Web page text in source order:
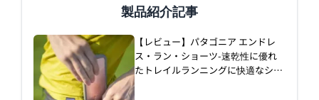
製品紹介記事
【レビュー】パタゴニア エンドレ
ス・ラン・ショーツ-速乾性に優れ
たトレイルランニングに快適なショ
ーツ